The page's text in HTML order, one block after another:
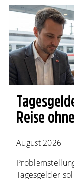
Reise
August 2026
Tagesgelder